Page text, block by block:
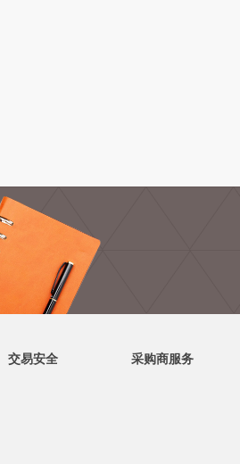
交易安全 采购商服务